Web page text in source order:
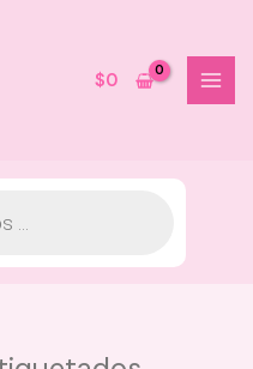
$0
OG - Tono N.5